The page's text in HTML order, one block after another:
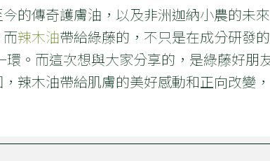
的傳奇護膚油，以及非洲迦納小農的未
辣木油帶給綠藤的，不只是在成分研發
。而這次想與大家分享的，是綠藤好朋
辣木油帶給肌膚的美好感動和正向改變